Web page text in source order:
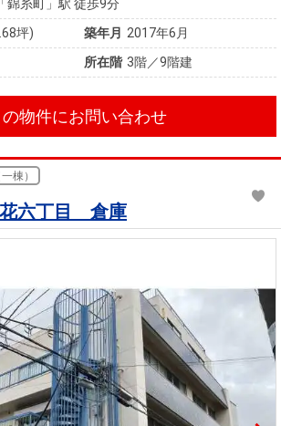
錦糸町」駅 徒歩9分
坪) 築年月 2017年6月
所在階 3階／9階建
の物件にお問い合わせ
棟）
六丁目 倉庫